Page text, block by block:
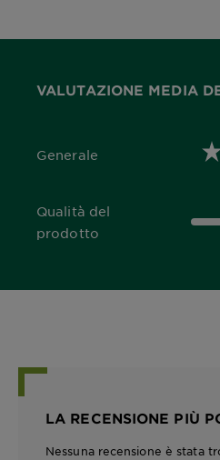
VALUTAZIONE MEDIA
Generale
0,0 out of 5 stars
Qualità del
prodotto
0,0 out of 5 stars
LA RECENSIONE PIÙ
Nessuna recensione è stata